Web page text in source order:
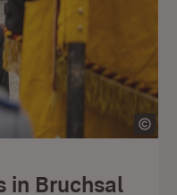
in Bruchsal